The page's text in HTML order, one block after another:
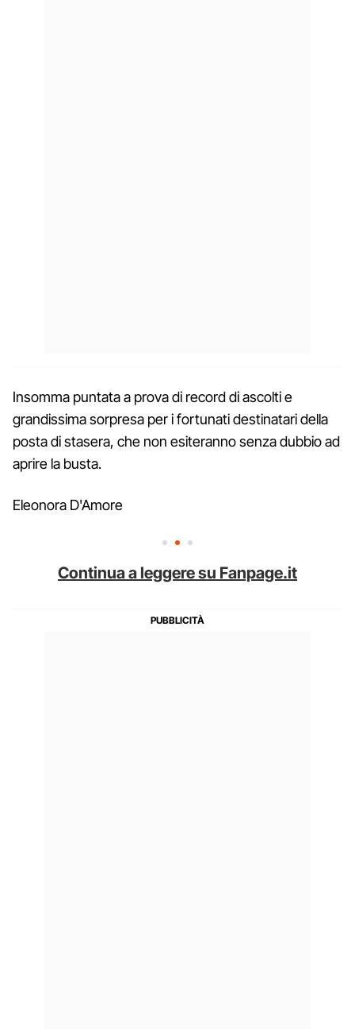
Insomma puntata a prova di record di ascolti e
grandissima sorpresa per i fortunati destinatari della
posta di stasera, che non esiteranno senza dubbio ad
aprire la busta.
Eleonora D'Amore
Continua a leggere su Fanpage.it